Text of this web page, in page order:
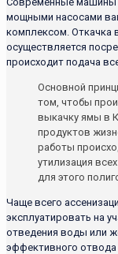
мощными насосами
комплексом. Откачка
осуществляется
происходит подача
Основной
том, чтобы
выкачку ямы в
продуктов
работы
утилизация
для этого
Чаще всего
эксплуатировать на
отведения воды или
эффективного отвода